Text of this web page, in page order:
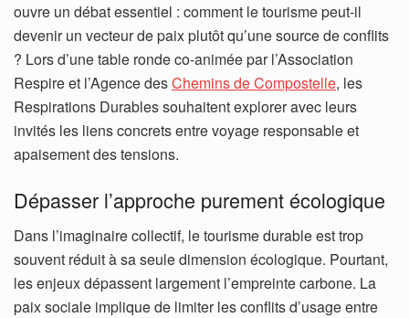
ouvre un débat essentiel : comment le tourisme peut-il
devenir un vecteur de paix plutôt qu’une source de conflits
? Lors d’une table ronde co-animée par l’Association
Respire et l’Agence desChemins de Compostelle, les
Respirations Durables souhaitent explorer avec leurs
invités les liens concrets entre voyage responsable et
apaisement des tensions.
Dépasser l’approche purement écologique
Dans l’imaginaire collectif, le tourisme durable est trop
souvent réduit à sa seule dimension écologique. Pourtant,
les enjeux dépassent largement l’empreinte carbone. La
paix sociale implique de limiter les conflits d’usage entre